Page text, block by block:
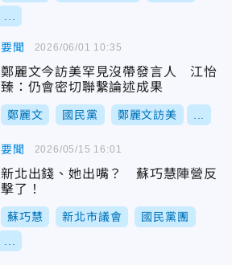
要聞
鄭麗文今訪美罕見沒帶發言人 江怡
臻：仍會密切聯繫論述成果
鄭麗文 國民黨 鄭麗文訪美
2026/06/01 10:35
要聞
新北出錢、她出嘴？ 蘇巧慧陣營反
擊了！
蘇巧慧 新北市議會 國民黨團
2026/05/15 16:01